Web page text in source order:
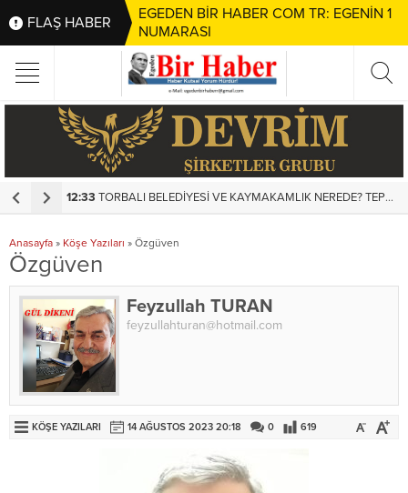
FLAŞ HABER
EGEDEN BİR HABER COM TR: EGENİN 1
NUMARASI
12:33 TORBALI BELEDİYESİ VE KAYMAKAMLIK NEREDE? TEPEKÖY MEYDANI’NDA SKANDAL DENETİMSİZLİK!
Anasayfa » Köşe Yazıları » Özgüven
Özgüven
Feyzullah TURAN
feyzullahturan@hotmail.com
KÖŞE YAZILARI 14 AĞUSTOS 2023 20:18 0 619